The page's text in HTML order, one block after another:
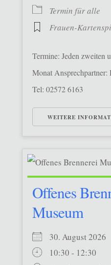
Termin für alle
Frauen-
Termine: Jeden zweiten
Monat Ansprechpartner:
Tel: 02572 6163
WEITERE
Offenes
Museum
30. August
10:30 - 12:30